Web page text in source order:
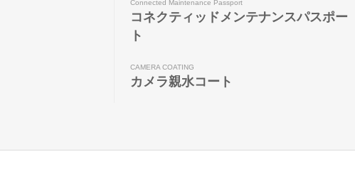
Connected Maintenance Passport
コネクティッドメンテナンスパスポー
ト
CAMERA COATING
カメラ親水コート